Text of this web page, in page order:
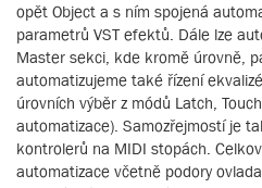
opět Object a s ním spojená
parametrů VST efektů. Dále lze
Master sekci, kde kromě úrovně,
automatizujeme také řízení
úrovních výběr z módů Latch,
automatizace). Samozřejmostí je
kontrolerů na MIDI stopách.
automatizace včetně podory